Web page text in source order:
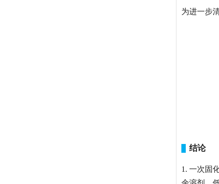
为进一步
结论
1. 一次固